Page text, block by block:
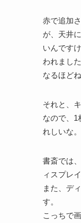
赤で追加
が、天井
いんです
われました
なるほど
それと、
なので、1
れしいな。
書斎では
ィスプレ
また、デ
す。
こっちで